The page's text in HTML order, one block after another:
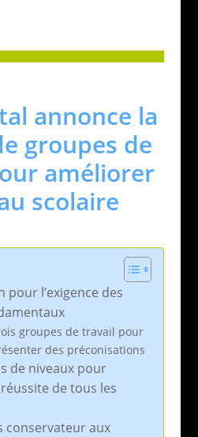
annonce la
groupes de
améliorer
scolaire
pour l’exigence des
groupes de travail pour
des préconisations
de niveaux pour
de tous les
conservateur aux